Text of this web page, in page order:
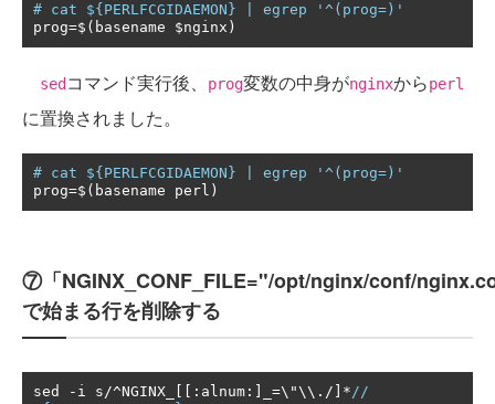
# cat ${PERLFCGIDAEMON} | egrep '^(prog=)'
prog=$ ( basename $nginx )
sed コマンド実行後、 prog変数の中身がnginxからperl
に置換されました。
# cat ${PERLFCGIDAEMON} | egrep '^(prog=)'
prog=$ ( basename perl )
⑦「NGINX_CONF_FILE="/opt/nginx/conf/
で始まる行を削除する
sed - i s/^NGINX_ [[: alnum :] =\"\\ ./]*//